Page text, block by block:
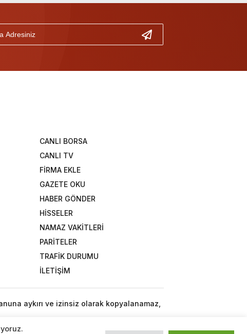
CANLI BORSA
CANLI TV
FİRMA EKLE
GAZETE OKU
HABER GÖNDER
HİSSELER
NAMAZ VAKİTLERİ
PARİTELER
TRAFİK DURUMU
İLETİŞİM
aykırı ve izinsiz olarak kopyalanamaz,